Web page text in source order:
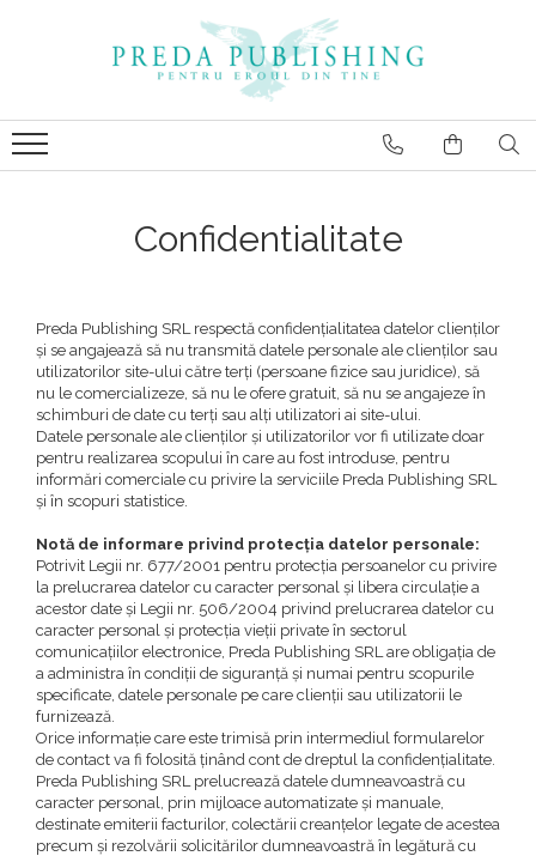
Confidentialitate
Preda Publishing SRL respectă confidențialitatea datelor clienților
și se angajează să nu transmită datele personale ale clienților sau
utilizatorilor site-ului către terți (persoane fizice sau juridice), să
nu le comercializeze, să nu le ofere gratuit, să nu se angajeze în
schimburi de date cu terți sau alți utilizatori ai site-ului.
Datele personale ale clienților și utilizatorilor vor fi utilizate doar
pentru realizarea scopului în care au fost introduse, pentru
informări comerciale cu privire la serviciile Preda Publishing SRL
și în scopuri statistice.
Notă de informare privind protecția datelor personale:
Potrivit Legii nr. 677/2001 pentru protecția persoanelor cu privire
la prelucrarea datelor cu caracter personal și libera circulație a
acestor date și Legii nr. 506/2004 privind prelucrarea datelor cu
caracter personal și protecția vieții private în sectorul
comunicațiilor electronice, Preda Publishing SRL are obligația de
a administra în condiții de siguranță și numai pentru scopurile
specificate, datele personale pe care clienții sau utilizatorii le
furnizează.
Orice informație care este trimisă prin intermediul formularelor
de contact va fi folosită ținând cont de dreptul la confidențialitate.
Preda Publishing SRL prelucrează datele dumneavoastră cu
caracter personal, prin mijloace automatizate şi manuale,
destinate emiterii facturilor, colectării creanţelor legate de acestea
precum şi rezolvării solicitărilor dumneavoastră în legătură cu